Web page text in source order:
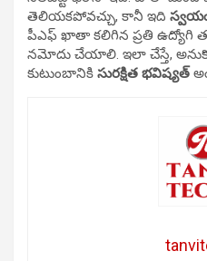
తెలియకపోవచ్చు, కానీ ఇది
పీఎఫ్ ఖాతా కలిగిన ప్రతి ఉద్యోగి
నమోదు చేయాలి. ఇలా చేస్తే,
కుటుంబానికి సురక్షిత భవిష్యత్